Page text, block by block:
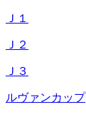
Ｊ１
Ｊ２
Ｊ３
ルヴァンカップ